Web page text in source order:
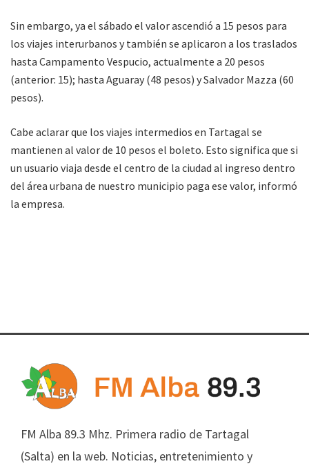
Sin embargo, ya el sábado el valor ascendió a 15 pesos para
los viajes interurbanos y también se aplicaron a los traslados
hasta Campamento Vespucio, actualmente a 20 pesos
(anterior: 15); hasta Aguaray (48 pesos) y Salvador Mazza (60
pesos).
Cabe aclarar que los viajes intermedios en Tartagal se
mantienen al valor de 10 pesos el boleto. Esto significa que si
un usuario viaja desde el centro de la ciudad al ingreso dentro
del área urbana de nuestro municipio paga ese valor, informó
la empresa.
FM Alba 89.3 Mhz. Primera radio de Tartagal
(Salta) en la web. Noticias, entretenimiento y